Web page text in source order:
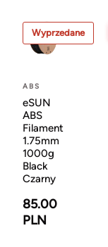
Wyprzedane
ABS
eSUN
ABS
Filament
1.75mm
1000g
Black
Czarny
85.00
PLN